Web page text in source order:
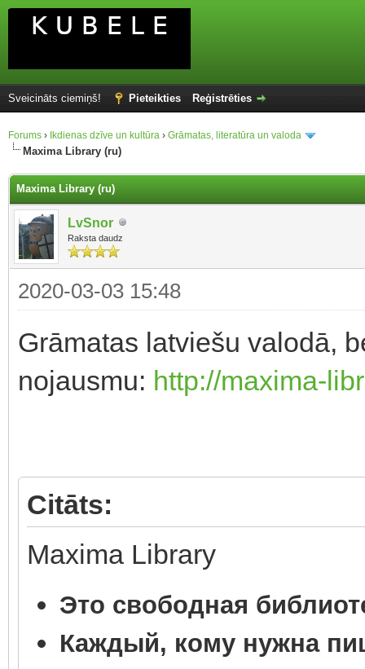
Sveicināts ciemiņš! Pieteikties Reģistrēties
Forums › Ikdienas dzīve un kultūra › Grāmatas, literatūra un valoda
Maxima Library (ru)
Maxima Library (ru)
LvSnor
Raksta daudz
2020-03-03 15:48
Grāmatas latviešu valodā,
nojausmu: http://maxima-
Citāts:
Maxima Library
Это свободная
Каждый, кому нужна